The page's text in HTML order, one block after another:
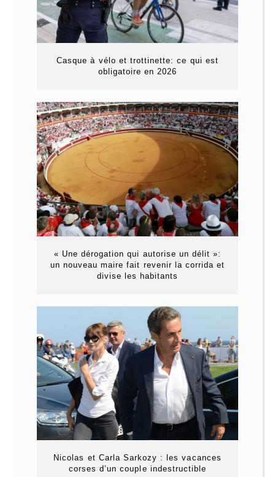
Casque à vélo et trottinette: ce qui est
obligatoire en 2026
« Une dérogation qui autorise un délit »:
un nouveau maire fait revenir la corrida et
divise les habitants
Nicolas et Carla Sarkozy : les vacances
corses d’un couple indestructible